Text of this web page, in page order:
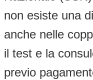
non esiste una
anche nelle
il test e la
previo